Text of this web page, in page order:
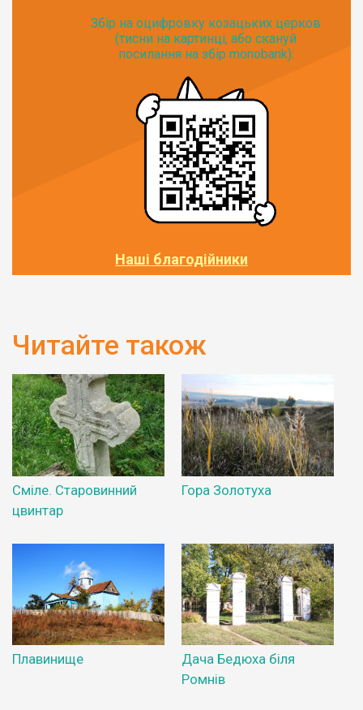
Збір на оцифровку козацьких церков
(тисни на картинці, або скануй
посилання на збір monobank):
Наші благодійники
Читайте також
Сміле. Старовинний
цвинтар
Гора Золотуха
Плавинище
Дача Бедюха біля
Ромнів